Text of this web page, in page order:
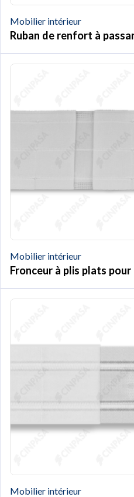
Mobilier intérieur
Ruban de renfort à
Mobilier intérieur
Fronceur à plis plats
Mobilier intérieur